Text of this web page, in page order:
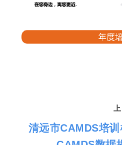
清远市CAMDS培